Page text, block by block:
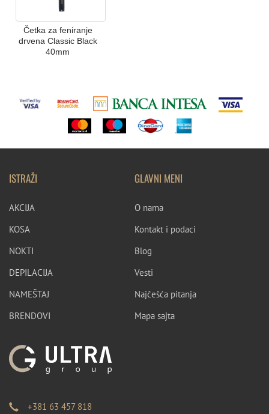
Četka za feniranje
drvena Classic Black
40mm
ISTRAŽI
AKCIJA
KOSA
NOKTI
DEPILACIJA
NAMEŠTAJ
BRENDOVI
GLAVNI MENI
O nama
Kontakt i podaci
Blog
Vesti
Najčešća pitanja
Mapa sajta
+381 63 457 818